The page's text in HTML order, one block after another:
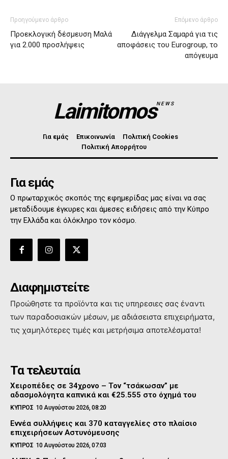
Προηγούμενο άρθρο
Προεκλογική δέσμευση Μαλά
για 2.000 προσλήψεις
Επόμενο άρθρο
Διάγγελμα Σαμαρά για τις
αποφάσεις του Eurogroup, το
απόγευμα
LaimitomosNEWS
Για εμάς Επικοινωνία
Πολιτική Cookies
Πολιτική Απορρήτου
Για εμάς
Ο πρωταρχικός σκοπός της εφημερίδας μας είναι να σας
μεταδίδουμε έγκυρες και άμεσες ειδήσεις από την Κύπρο
την Ελλάδα και όλόκληρο τον κόσμο.
Διαφημιστείτε
Προώθηστε τα προϊόντα και τις υπηρεσιες σας έναντι
των παραδοσιακών μέσων, με αδιάσειστα επιχειρήματα,
τις χαμηλότερες τιμές και μετρήσιμα αποτελέσματα!
Τα τελευταία
Χειροπέδες σε 34χρονο – Τον “τσάκωσαν” με
αδασμολόγητα καπνικά και €25.555 στο όχημά του
ΚΥΠΡΟΣ 10 Αυγούστου 2026, 08:20
Εννέα συλλήψεις και 370 καταγγελίες στο πλαίσιο
επιχειρήσεων Αστυνόμευσης
ΚΥΠΡΟΣ 10 Αυγούστου 2026, 07:03